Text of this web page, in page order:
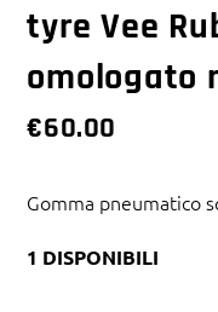
tyre Vee
omologato
€60.00
Gomma pneumatico
1 DISPONIBILI